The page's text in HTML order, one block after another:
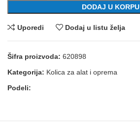
DODAJ U KORPU
Uporedi Dodaj u listu želja
Šifra proizvoda: 620898
Kategorija: Kolica za alat i oprema
Podeli: